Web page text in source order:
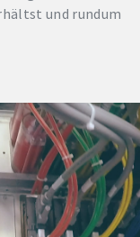
und rundum